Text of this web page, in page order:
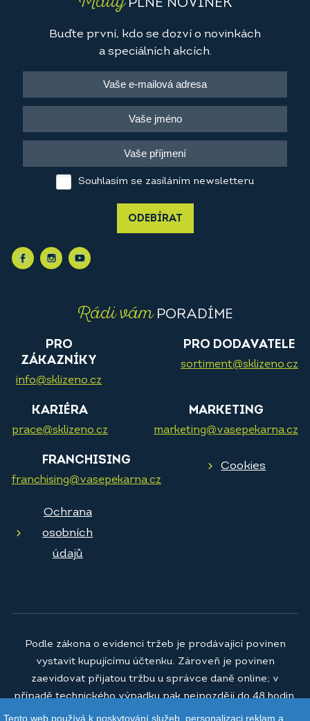
PLNÉ NOVINEK
Buďte první, kdo se dozví o novinkách
a speciálních akcích.
Souhlasím se zasíláním newsletteru
ODEBÍRAT
Rádi vámPORADÍME
PRO
ZÁKAZNÍKY
info@sklizeno.cz
PRO DODAVATELE
sortiment@sklizeno.cz
KARIÉRA
prace@sklizeno.cz
MARKETING
marketing@vasepekarna.cz
FRANCHISING
franchising@vasepekarna.cz
Cookies
Ochrana
osobních
údajů
Podle zákona o evidenci tržeb je prodávající povinen
vystavit kupujícímu účtenku. Zároveň je povinen
zaevidovat přijatou tržbu u správce daně online; v
případě technického výpadku pak nejpozději do 48 hodin.
Tento web používá k poskytování služeb, personalizaci reklam a